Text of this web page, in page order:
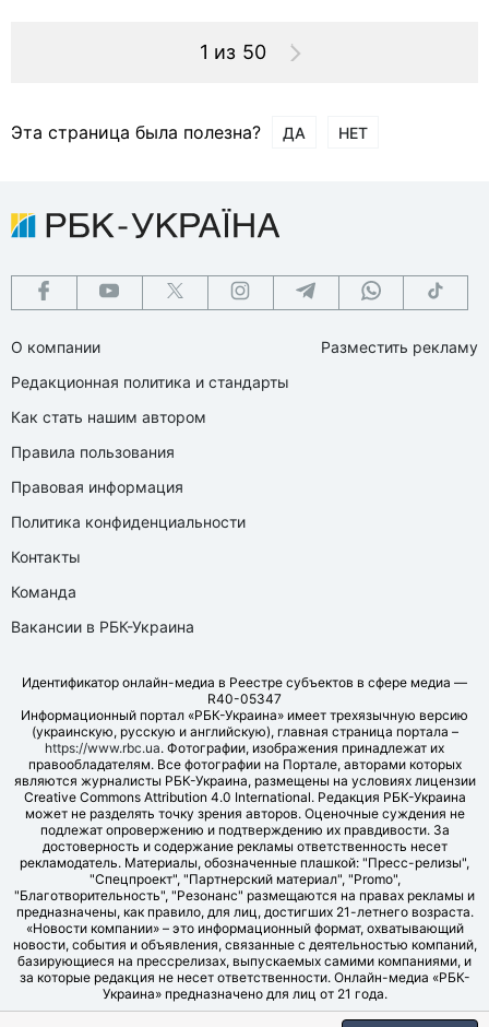
1 из 50
Эта страница была полезна? ДА НЕТ
О компании
Редакционная политика и стандарты
Как стать нашим автором
Правила пользования
Правовая информация
Политика конфиденциальности
Контакты
Команда
Вакансии в РБК-Украина
Разместить рекламу
Идентификатор онлайн-медиа в Реестре субъектов в сфере медиа —
R40-05347
Информационный портал «РБК-Украина» имеет трехязычную версию
(украинскую, русскую и английскую), главная страница портала –
https://www.rbc.ua. Фотографии, изображения принадлежат их
правообладателям. Все фотографии на Портале, авторами которых
являются журналисты РБК-Украина, размещены на условиях лицензии
Creative Commons Attribution 4.0 International. Редакция РБК-Украина
может не разделять точку зрения авторов. Оценочные суждения не
подлежат опровержению и подтверждению их правдивости. За
достоверность и содержание рекламы ответственность несет
рекламодатель. Материалы, обозначенные плашкой: "Пресс-релизы",
"Спецпроект", "Партнерский материал", "Promo",
"Благотворительность", "Резонанс" размещаются на правах рекламы и
предназначены, как правило, для лиц, достигших 21-летнего возраста.
«Новости компании» – это информационный формат, охватывающий
новости, события и объявления, связанные с деятельностью компаний,
базирующиеся на прессрелизах, выпускаемых самими компаниями, и
за которые редакция не несет ответственности. Онлайн-медиа «РБК-
Украина» предназначено для лиц от 21 года.